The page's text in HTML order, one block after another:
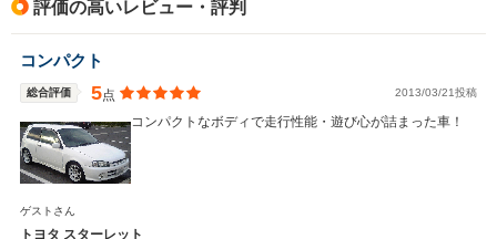
評価の高いレビュー・評判
コンパクト
総合評価 5点 2013/03/21投稿
コンパクトなボディで走行性能・遊び心が詰まった車！
ゲストさん
トヨタ スターレット